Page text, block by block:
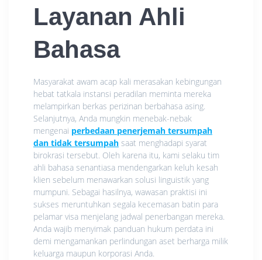
Layanan Ahli
Bahasa
Masyarakat awam acap kali merasakan kebingungan
hebat tatkala instansi peradilan meminta mereka
melampirkan berkas perizinan berbahasa asing.
Selanjutnya, Anda mungkin menebak-nebak
mengenai perbedaan penerjemah tersumpah
dan tidak tersumpah saat menghadapi syarat
birokrasi tersebut. Oleh karena itu, kami selaku tim
ahli bahasa senantiasa mendengarkan keluh kesah
klien sebelum menawarkan solusi linguistik yang
mumpuni. Sebagai hasilnya, wawasan praktisi ini
sukses meruntuhkan segala kecemasan batin para
pelamar visa menjelang jadwal penerbangan mereka.
Anda wajib menyimak panduan hukum perdata ini
demi mengamankan perlindungan aset berharga milik
keluarga maupun korporasi Anda.